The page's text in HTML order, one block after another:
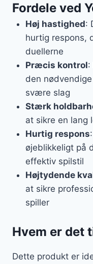
Fordele ved
Høj hastighed:
hurtig respons,
duellerne
Præcis kontrol:
den
svære slag
Stærk
at sikre en lang
Hurtig respons
øjeblikkeligt på
effektiv spilstil
Højtydende
at sikre
spiller
Hvem er det
Dette produkt er